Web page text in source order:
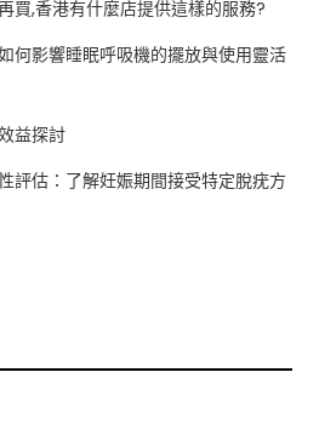
買,香港有什麼店提供這樣的服務?
何影響睡眠呼吸機的擺放與使用靈活
益探討
評估：了解妊娠期間接受特定脫疣方